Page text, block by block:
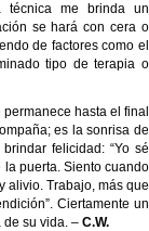
técnica me brinda un
se hará con cera o
de factores como el
tipo de terapia o
hasta el final
es la sonrisa de
felicidad: “Yo sé
puerta. Siento cuando
alivio. Trabajo, más que
Ciertamente un
de su vida. – C.W.